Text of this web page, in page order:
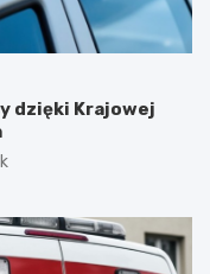
dzięki Krajowej